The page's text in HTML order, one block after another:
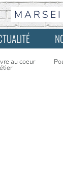
au coeur